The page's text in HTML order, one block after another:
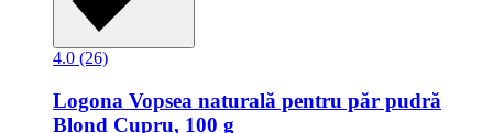
4.0 (26)
Logona Vopsea naturală pentru păr pudră
Blond Cupru, 100 g